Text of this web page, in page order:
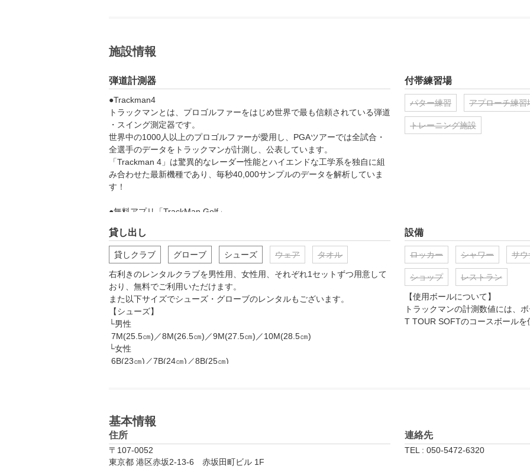
施設情報
弾道計測器
●Trackman4
トラックマンとは、プロゴルファーをはじめ世界で最も信頼されている弾道
・スイング測定器です。
世界中の1000人以上のプロゴルファーが愛用し、PGAツアーでは全試合・
全選手のデータをトラックマンが計測し、公表しています。
「Trackman 4」は驚異的なレーダー性能とハイエンドな工学系を独自に組
み合わせた最新機種であり、毎秒40,000サンプルのデータを解析していま
す！
●無料アプリ「TrackMan Golf」
結果やラウンドスコアは自動保存され、いつでもどこでも復習可能です。
付帯練習場
パター練習 アプローチ練習
トレーニング施設
貸し出し
貸しクラブ グローブ シューズ ウェア タオル
右利きのレンタルクラブを男性用、女性用、それぞれ1セットずつ用意して
おり、無料でご利用いただけます。
また以下サイズでシューズ・グローブのレンタルもございます。
【シューズ】
└男性
└女性
└女性
18㎝／19㎝／20㎝／21㎝
設備
ロッカー シャワー サウ
ショップ レストラン
【使用ボールについて】
トラックマンの計測数値には、
T TOUR SOFTのコースボール
基本情報
住所
〒107-0052
東京都 港区赤坂2-13-6　赤坂田町ビル 1F
連絡先
TEL : 050-5472-6320